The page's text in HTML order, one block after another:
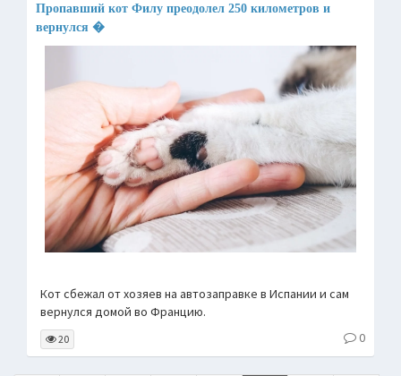
Пропавший кот Филу преодолел 250 километров и
вернулся �
Кот сбежал от хозяев на автозаправке в Испании и сам
вернулся домой во Францию.
20 0